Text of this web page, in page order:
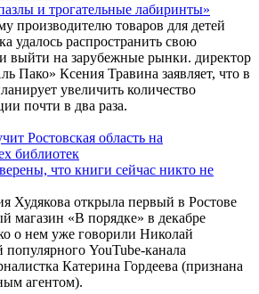
и трогательные лабиринты»
производителю товаров для детей
удалось распространить свою
выйти на зарубежные рынки. директор
Пако» Ксения Травина заявляет, что в
увеличить количество
почти в два раза.
что книги сейчас никто не
Худякова открыла первый в Ростове
магазин «В порядке» в декабре
о нем уже говорили Николай
YouTube-канала
Катерина Гордеева (признана
агентом).